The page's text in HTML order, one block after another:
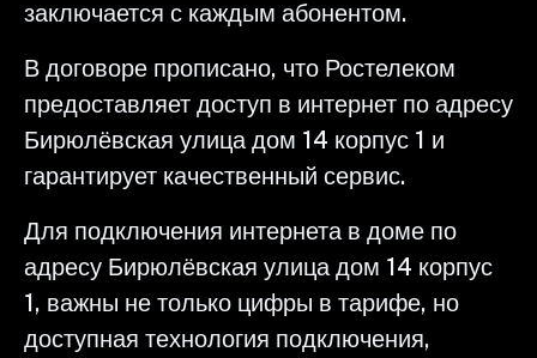
заключается с каждым абонентом.
В договоре прописано, что Ростелеком
предоставляет доступ в интернет по адресу
Бирюлёвская улица дом 14 корпус 1 и
гарантирует качественный сервис.
Для подключения интернета в доме по
адресу Бирюлёвская улица дом 14 корпус
1, важны не только цифры в тарифе, но
доступная технология подключения,